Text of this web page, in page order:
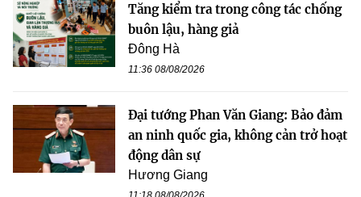
Tăng kiểm tra trong công tác chống
buôn lậu, hàng giả
Đông Hà
11:36 08/08/2026
Đại tướng Phan Văn Giang: Bảo đảm
an ninh quốc gia, không cản trở hoạt
động dân sự
Hương Giang